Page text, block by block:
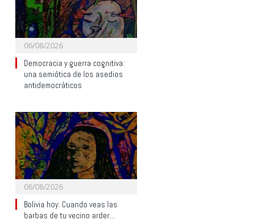
06/08/2026
Democracia y guerra cognitiva:
una semiótica de los asedios
antidemocráticos
06/08/2026
Bolivia hoy: Cuando veas las
barbas de tu vecino arder…